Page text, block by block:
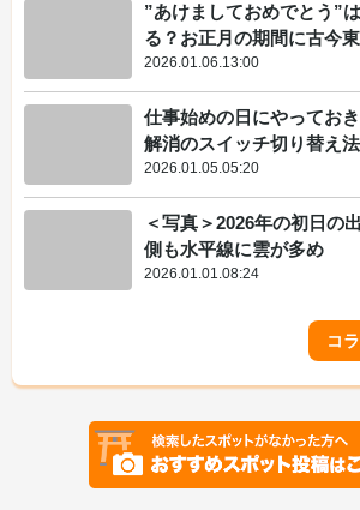
”あけましておめでとう”
る？お正月の期間に古今
2026.01.06.13:00
仕事始めの日にやってお
解消のスイッチ切り替え法
2026.01.05.05:20
＜写真＞2026年の初日
側も水平線に雲が多め
2026.01.01.08:24
コ